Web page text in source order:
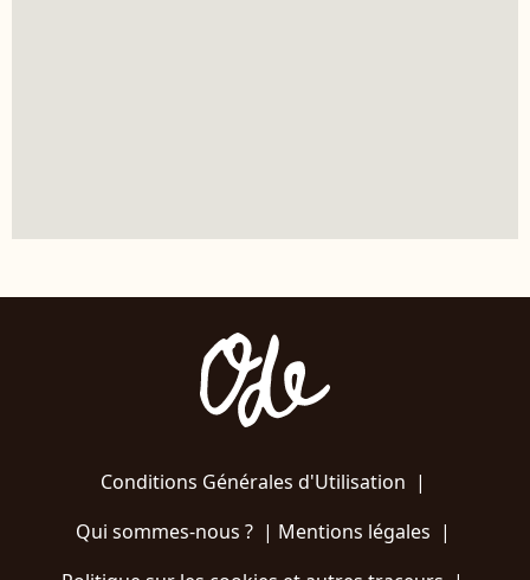
Conditions Générales d'Utilisation |
Qui sommes-nous ?| Mentions légales |